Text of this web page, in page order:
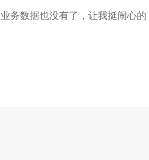
业务数据也没有了，让我挺闹心